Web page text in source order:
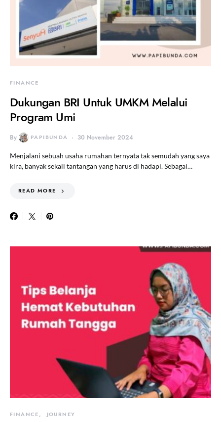
FINANCE
Dukungan BRI Untuk UMKM Melalui
Program Umi
By PAPIBUNDA 30 November 2024
Menjalani sebuah usaha rumahan ternyata tak semudah yang saya
kira, banyak sekali tantangan yang harus di hadapi. Sebagai…
READ MORE
FINANCE JOURNEY